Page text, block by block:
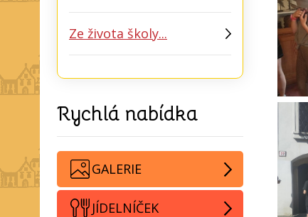
Ze života školy...
Rychlá nabídka
GALERIE
JÍDELNÍČEK